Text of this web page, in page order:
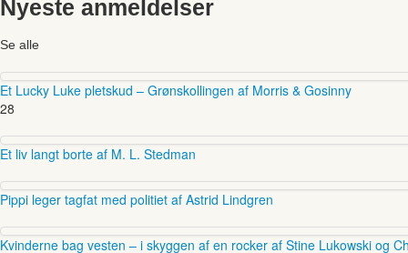
Nyeste anmeldelser
Se alle
Et Lucky Luke pletskud – Grønskollingen af Morris & Gosinny
28
Et liv langt borte af M. L. Stedman
Pippi leger tagfat med politiet af Astrid Lindgren
Kvinderne bag vesten – i skyggen af en rocker af Stine Lukowski og